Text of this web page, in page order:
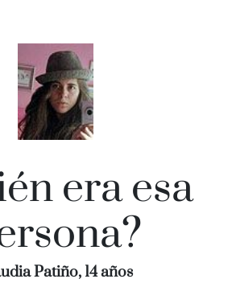
era esa
Patiño, 14 años